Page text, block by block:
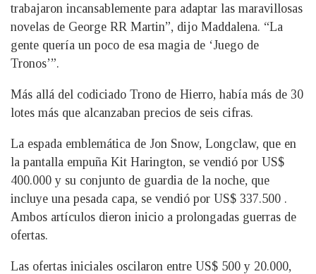
trabajaron incansablemente para adaptar las maravillosas
novelas de George RR Martin”, dijo Maddalena. “La
gente quería un poco de esa magia de ‘Juego de
Tronos’”.
Más allá del codiciado Trono de Hierro, había más de 30
lotes más que alcanzaban precios de seis cifras.
La espada emblemática de Jon Snow, Longclaw, que en
la pantalla empuña Kit Harington, se vendió por US$
400.000 y su conjunto de guardia de la noche, que
incluye una pesada capa, se vendió por US$ 337.500 .
Ambos artículos dieron inicio a prolongadas guerras de
ofertas.
Las ofertas iniciales oscilaron entre US$ 500 y 20.000,